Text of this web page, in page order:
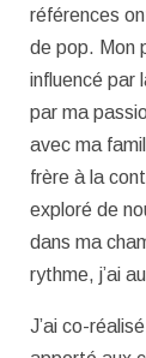
références
de pop. Mon
influencé par
par ma
avec ma
frère à la
exploré de
dans ma
rythme, j’ai
J’ai co-